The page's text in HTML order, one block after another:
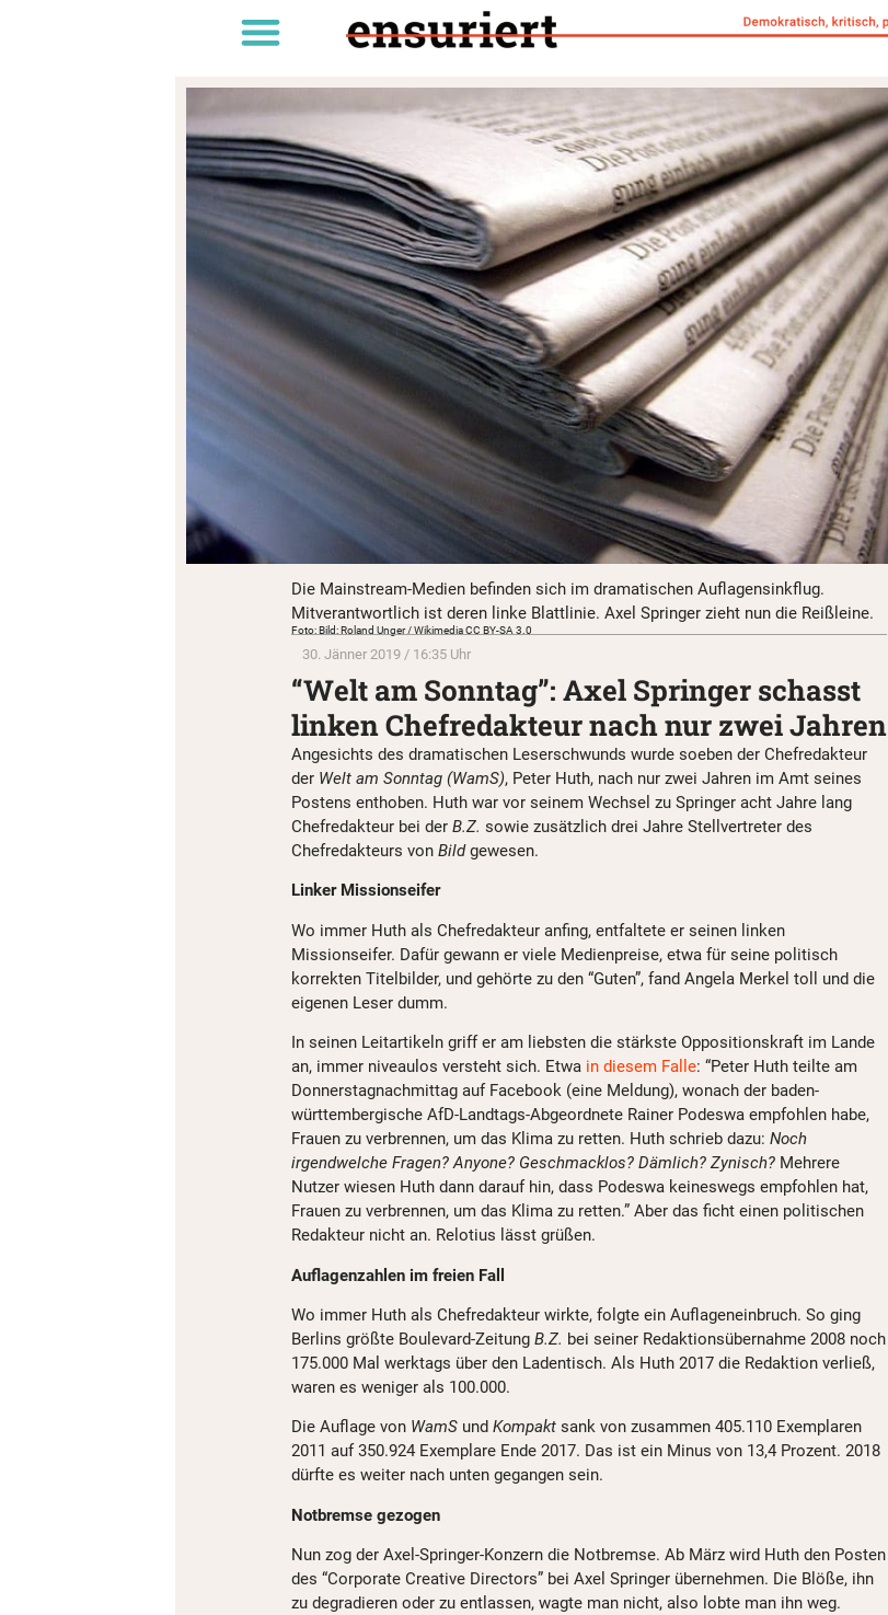
Die Mainstream-Medien befinden sich im dramatischen Auflagensinkflug.
Mitverantwortlich ist deren linke Blattlinie. Axel Springer zieht nun die Reißleine.
Foto: Bild: Roland Unger / Wikimedia CC BY-SA 3.0
30. Jänner 2019 / 16:35 Uhr
“Welt am Sonntag”: Axel Springer schasst
linken Chefredakteur nach nur zwei Jahren
Angesichts des dramatischen Leserschwunds wurde soeben der Chefredakteur
der Welt am Sonntag (WamS), Peter Huth, nach nur zwei Jahren im Amt seines
Postens enthoben. Huth war vor seinem Wechsel zu Springer acht Jahre lang
Chefredakteur bei der B.Z. sowie zusätzlich drei Jahre Stellvertreter des
Chefredakteurs von Bildgewesen.
Linker Missionseifer
Wo immer Huth als Chefredakteur anfing, entfaltete er seinen linken
Missionseifer. Dafür gewann er viele Medienpreise, etwa für seine politisch
korrekten Titelbilder, und gehörte zu den “Guten”, fand Angela Merkel toll und die
eigenen Leser dumm.
In seinen Leitartikeln griff er am liebsten die stärkste Oppositionskraft im Lande
an, immer niveaulos versteht sich. Etwa in diesem Falle: “Peter Huth teilte am
Donnerstagnachmittag auf Facebook (eine Meldung), wonach der baden-
württembergische AfD-Landtags-Abgeordnete Rainer Podeswa empfohlen habe,
Frauen zu verbrennen, um das Klima zu retten. Huth schrieb dazu: Noch
irgendwelche Fragen? Anyone? Geschmacklos? Dämlich? Zynisch? Mehrere
Nutzer wiesen Huth dann darauf hin, dass Podeswa keineswegs empfohlen hat,
Frauen zu verbrennen, um das Klima zu retten.” Aber das ficht einen politischen
Redakteur nicht an. Relotius lässt grüßen.
Auflagenzahlen im freien Fall
Wo immer Huth als Chefredakteur wirkte, folgte ein Auflageneinbruch. So ging
Berlins größte Boulevard-Zeitung B.Z. bei seiner Redaktionsübernahme 2008 noch
175.000 Mal werktags über den Ladentisch. Als Huth 2017 die Redaktion verließ,
waren es weniger als 100.000.
Die Auflage von WamS und Kompakt sank von zusammen 405.110 Exemplaren
2011 auf 350.924 Exemplare Ende 2017. Das ist ein Minus von 13,4 Prozent. 2018
dürfte es weiter nach unten gegangen sein.
Notbremse gezogen
Nun zog der Axel-Springer-Konzern die Notbremse. Ab März wird Huth den Posten
des “Corporate Creative Directors” bei Axel Springer übernehmen. Die Blöße, ihn
zu degradieren oder zu entlassen, wagte man nicht, also lobte man ihn weg.